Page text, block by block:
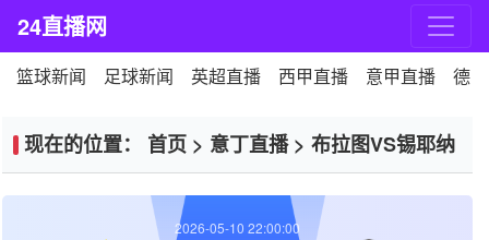
24直播网
篮球新闻 足球新闻 英超直播 西甲直播 意甲直播 德
现在的位置： 首页 > 意丁直播> 布拉图VS锡耶纳
2026-05-10 22:00:00